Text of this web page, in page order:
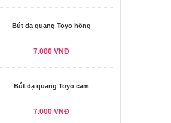
Bút dạ quang Toyo hồng
7.000 VNĐ
Bút dạ quang Toyo cam
7.000 VNĐ